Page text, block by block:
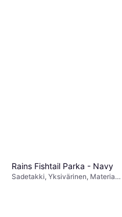
Rains Fishtail Parka - Navy
Sadetakki, Yksivärinen, Materiaali: